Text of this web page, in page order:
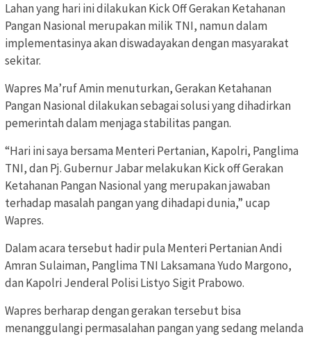
Lahan yang hari ini dilakukan Kick Off Gerakan Ketahanan
Pangan Nasional merupakan milik TNI, namun dalam
implementasinya akan diswadayakan dengan masyarakat
sekitar.
Wapres Ma’ruf Amin menuturkan, Gerakan Ketahanan
Pangan Nasional dilakukan sebagai solusi yang dihadirkan
pemerintah dalam menjaga stabilitas pangan.
“Hari ini saya bersama Menteri Pertanian, Kapolri, Panglima
TNI, dan Pj. Gubernur Jabar melakukan Kick off Gerakan
Ketahanan Pangan Nasional yang merupakan jawaban
terhadap masalah pangan yang dihadapi dunia,” ucap
Wapres.
Dalam acara tersebut hadir pula Menteri Pertanian Andi
Amran Sulaiman, Panglima TNI Laksamana Yudo Margono,
dan Kapolri Jenderal Polisi Listyo Sigit Prabowo.
Wapres berharap dengan gerakan tersebut bisa
menanggulangi permasalahan pangan yang sedang melanda